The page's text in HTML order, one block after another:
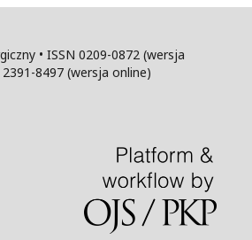
• ISSN 0209-0872 (wersja
8497 (wersja online)